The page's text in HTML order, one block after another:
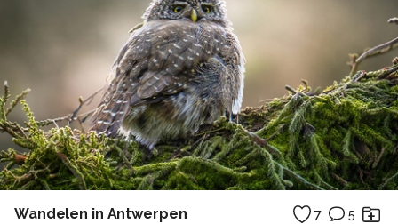
Wandelen in Antwerpen 7 5